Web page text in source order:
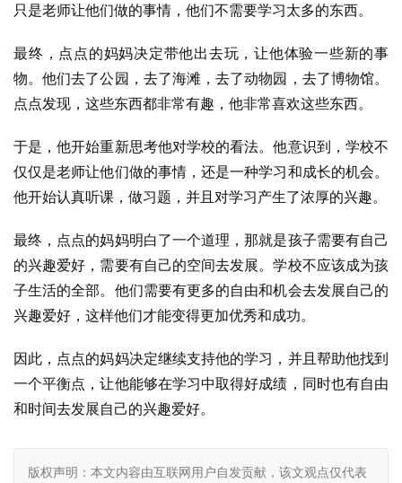
只是老师让他们做的事情，他们不需要学习太多的东西。
最终，点点的妈妈决定带他出去玩，让他体验一些新的事
物。他们去了公园，去了海滩，去了动物园，去了博物馆。
点点发现，这些东西都非常有趣，他非常喜欢这些东西。
于是，他开始重新思考他对学校的看法。他意识到，学校不
仅仅是老师让他们做的事情，还是一种学习和成长的机会。
他开始认真听课，做习题，并且对学习产生了浓厚的兴趣。
最终，点点的妈妈明白了一个道理，那就是孩子需要有自己
的兴趣爱好，需要有自己的空间去发展。学校不应该成为孩
子生活的全部。他们需要有更多的自由和机会去发展自己的
兴趣爱好，这样他们才能变得更加优秀和成功。
因此，点点的妈妈决定继续支持他的学习，并且帮助他找到
一个平衡点，让他能够在学习中取得好成绩，同时也有自由
和时间去发展自己的兴趣爱好。
版权声明：本文内容由互联网用户自发贡献，该文观点仅代表